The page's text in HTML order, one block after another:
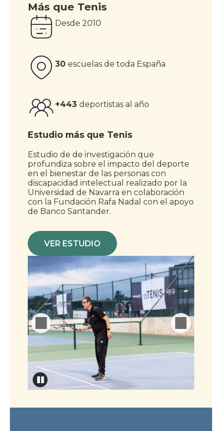
Más que Tenis
Desde 2010
30 escuelas de toda España
+443 deportistas al año
Estudio más que Tenis
Estudio de de investigación que
profundiza sobre el impacto del deporte
en el bienestar de las personas con
discapacidad intelectual realizado por la
Universidad de Navarra en colaboración
con la Fundación Rafa Nadal con el apoyo
de Banco Santander.
VER ESTUDIO